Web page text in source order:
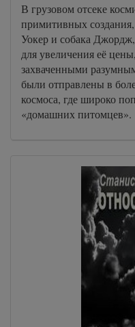
В грузовом отсеке
примитивных
Уокер и собака
для увеличения её
захваченными
были отправлены в
космоса, где широко
«домашних питомцев».